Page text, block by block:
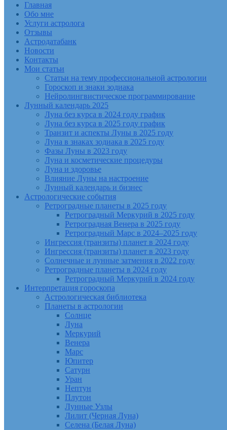
Главная
Обо мне
Услуги астролога
Отзывы
Астродатабанк
Новости
Контакты
Мои статьи
Статьи на тему профессиональной астрологии
Гороскоп и знаки зодиака
Нейролингвистическое программирование
Лунный календарь 2025
Луна без курса в 2024 году график
Луна без курса в 2025 году график
Транзит и аспекты Луны в 2025 году
Луна в знаках зодиака в 2025 году
Фазы Луны в 2023 году
Луна и косметические процедуры
Луна и здоровье
Влияние Луны на настроение
Лунный календарь и бизнес
Астрологические события
Ретроградные планеты в 2025 году
Ретроградный Меркурий в 2025 году
Ретроградная Венера в 2025 году
Ретроградный Марс в 2024–2025 году
Ингрессия (транзиты) планет в 2024 году
Ингрессия (транзиты) планет в 2023 году
Солнечные и лунные затмения в 2022 году
Ретроградные планеты в 2024 году
Ретроградный Меркурий в 2024 году
Интерпретация гороскопа
Астрологическая библиотека
Планеты в астрологии
Солнце
Луна
Меркурий
Венера
Марс
Юпитер
Сатурн
Уран
Нептун
Плутон
Лунные Узлы
Лилит (Черная Луна)
Селена (Белая Луна)